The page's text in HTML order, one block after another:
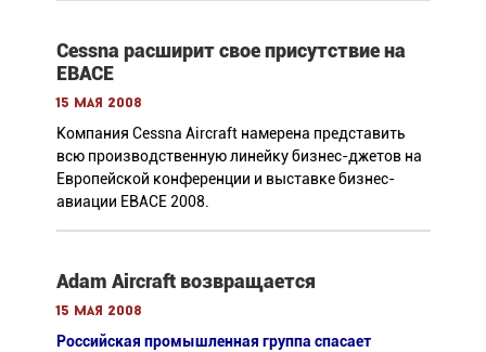
Cessna расширит свое присутствие на
EBACE
15 мая 2008
Компания Cessna Aircraft намерена представить
всю производственную линейку бизнес-джетов на
Европейской конференции и выставке бизнес-
авиации EBACE 2008.
Adam Aircraft возвращается
15 мая 2008
Российская промышленная группа спасает